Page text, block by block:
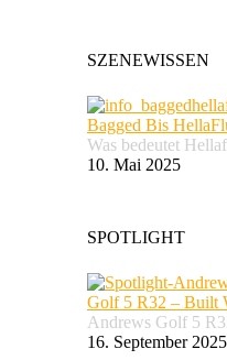
SZENEWISSEN
Bagged Bis
Was bedeutet
10. Mai 2025
SPOTLIGHT
Golf 5 R32 – Built
Andrews Golf 5
16. September 2025